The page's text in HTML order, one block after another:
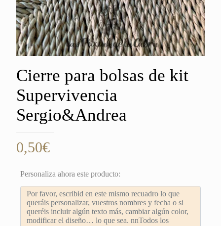
Cierre para bolsas de kit
Supervivencia
Sergio&Andrea
0,50€
Personaliza ahora este producto: